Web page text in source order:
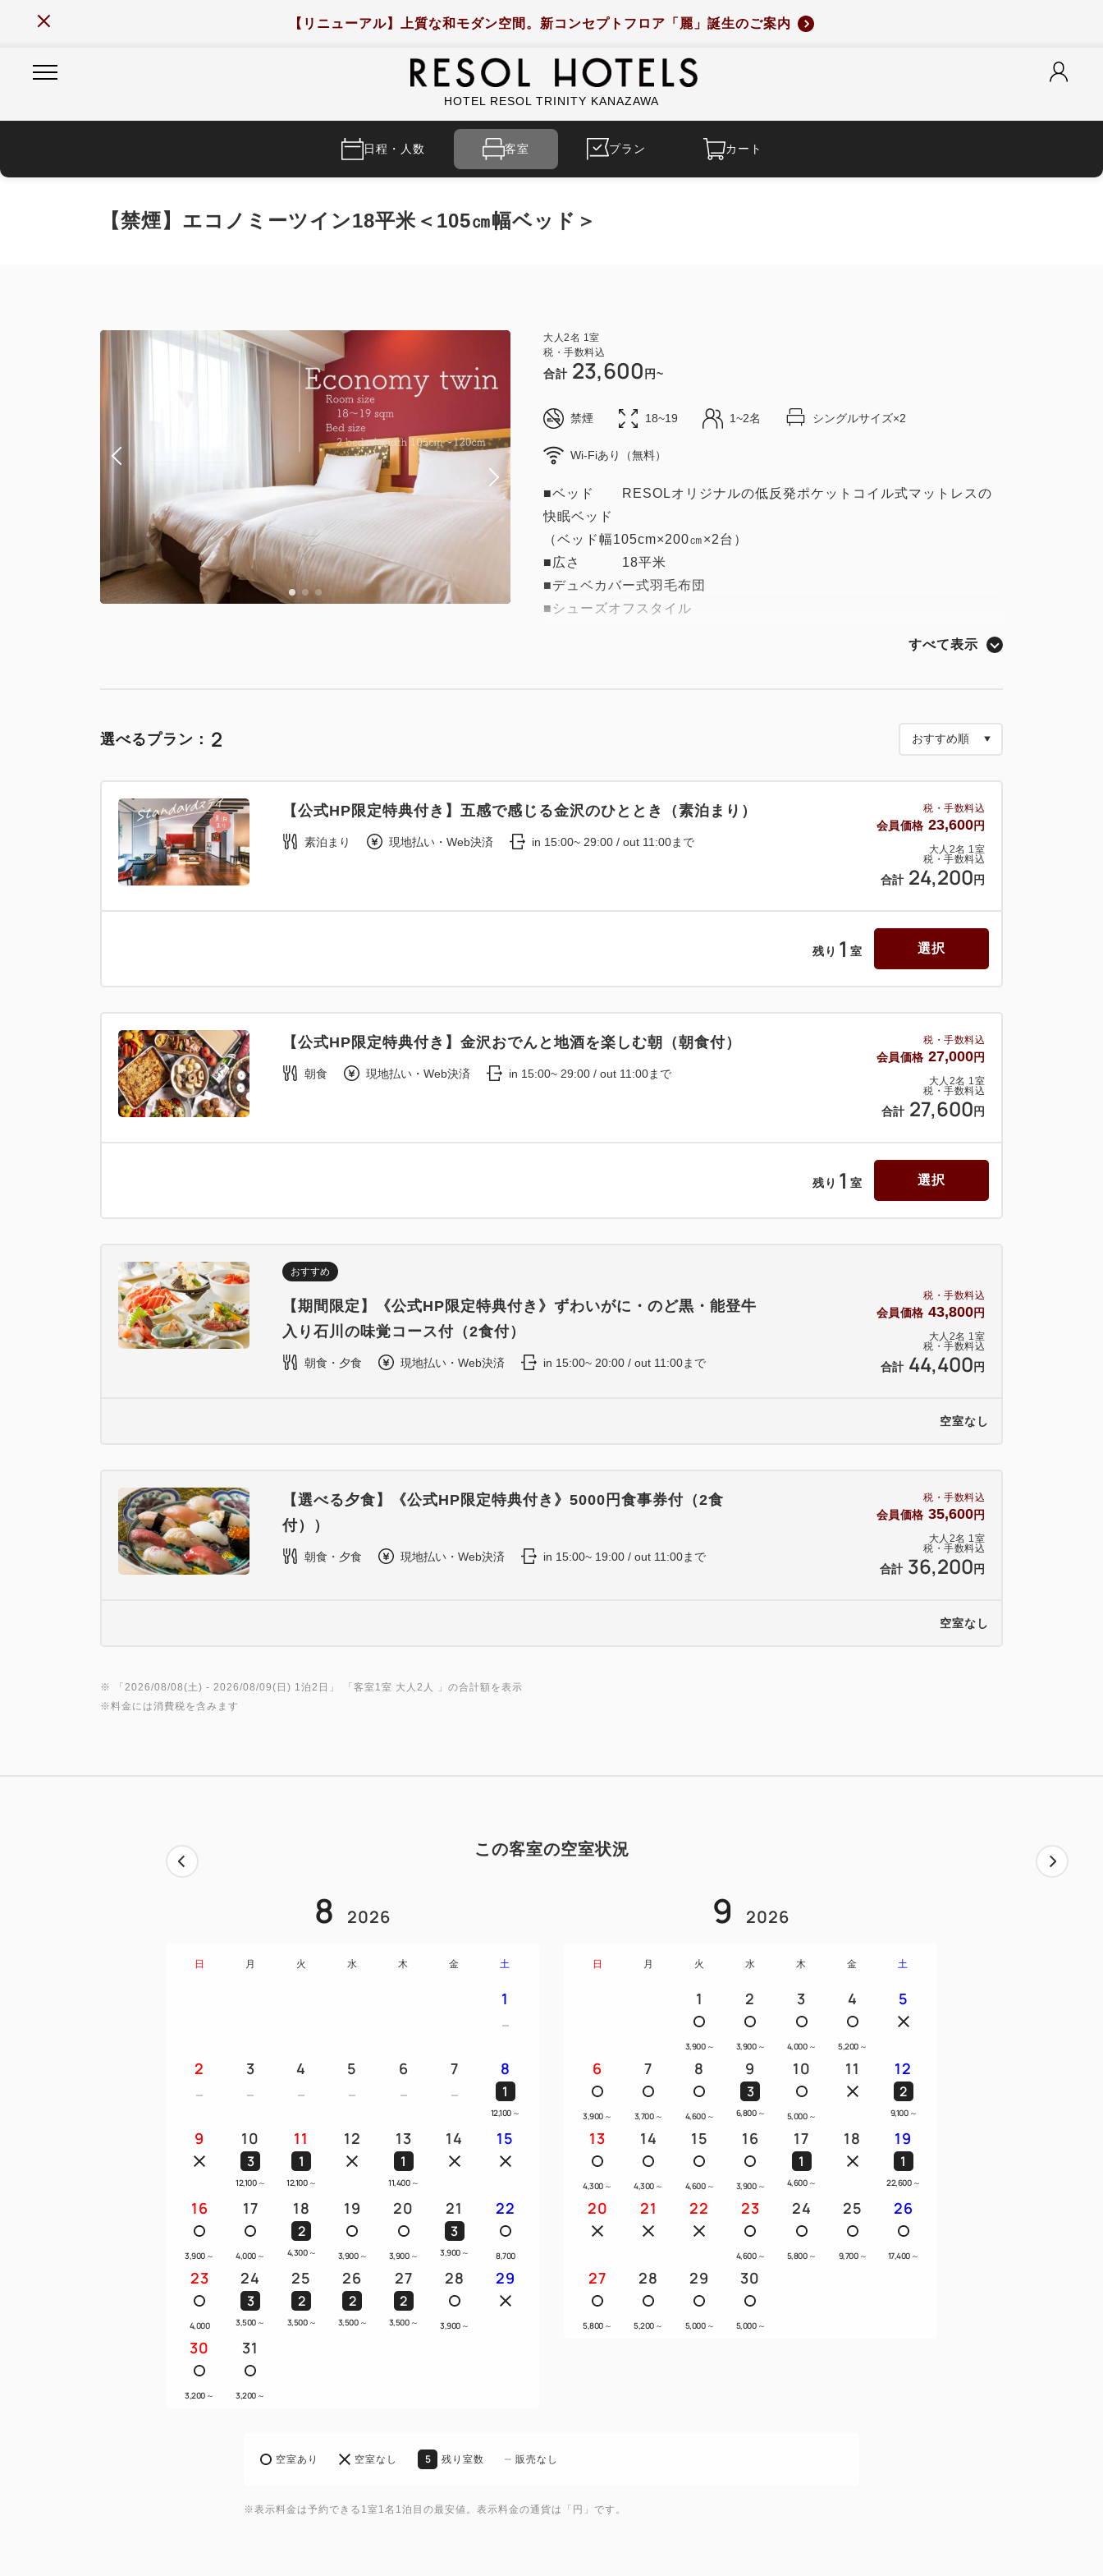
【リニューアル】上質な和モダン空間。新コンセプトフロア「麗」誕生のご案内
HOTEL RESOL TRINITY KANAZAWA
日程・人数 客室 プラン カート
【禁煙】エコノミーツイン18平米＜105㎝幅ベッド＞
大人 2名 1 室
税・手数料込
合計 23,600円~
禁煙 18~19 1~2名 シングルサイズ×2
Wi-Fiあり（無料）
■ベッド RESOLオリジナルの低反発ポケットコイル式マットレスの
快眠ベッド
（ベッド幅105cm×200㎝×2台）
■広さ 18平米
■デュベカバー式羽毛布団
■シューズオフスタイル
【アメニティ】
●タオル●歯ブラシ●洗顔フォーム●部屋着●スリッパ
※ヘアブラシ、髭剃り、入浴料、綿棒は1Fロビーにご用意致しておりま
す
すべて表示
選べるプラン： 2
税・手数料込
会員価格 23,600円
大人 2名 1 室
税・手数料込
合計 24,200円
【公式HP限定特典付き】五感で感じる金沢のひととき（素泊まり）
素泊まり 現地払い・Web決済 in 15:00~ 29:00 / out 11:00まで
残り 1 室 選択
税・手数料込
会員価格 27,000円
大人 2名 1 室
税・手数料込
合計 27,600円
【公式HP限定特典付き】金沢おでんと地酒を楽しむ朝（朝食付）
朝食 現地払い・Web決済 in 15:00~ 29:00 / out 11:00まで
残り 1 室 選択
税・手数料込
会員価格 43,800円
大人 2名 1 室
税・手数料込
合計 44,400円
おすすめ
【期間限定】《公式HP限定特典付き》ずわいがに・のど黒・能登牛
入り石川の味覚コース付（2食付）
朝食・夕食 現地払い・Web決済 in 15:00~ 20:00 / out 11:00まで
空室なし
税・手数料込
会員価格 35,600円
大人 2名 1 室
税・手数料込
合計 36,200円
【選べる夕食】《公式HP限定特典付き》5000円食事券付（2食
付））
朝食・夕食 現地払い・Web決済 in 15:00~ 19:00 / out 11:00まで
空室なし
※ 「 2026/08/08(土) - 2026/08/09(日) 1泊2日 」 「客室1室 大人2人
」の合計額を表示
※料金には消費税を含みます
この客室の空室状況
8 2026
日 月 火 水 木 金 土
1
2 3 4 5 6 7 8
1
12,100 ～
9 10
3
12,100 ～
11
1
12,100 ～
12 13
1
11,400 ～
14 15
16
3,900 ～
17
4,000 ～
18
2
4,300 ～
19
3,900 ～
20
3,900 ～
21
3
3,900 ～
22
8,700
23
4,000
24
3
3,500 ～
25
2
3,500 ～
26
2
3,500 ～
27
2
3,500 ～
28
3,900 ～
29
30
3,200 ～
31
3,200 ～
9 2026
日 月 火 水 木 金 土
1
3,900 ～
2
3,900 ～
3
4,000 ～
4
5,200 ～
5
6
3,900 ～
7
3,700 ～
8
4,600 ～
9
3
6,800 ～
10
5,000 ～
11 12
2
9,100 ～
13
4,300 ～
14
4,300 ～
15
4,600 ～
16
3,900 ～
17
1
4,600 ～
18 19
1
22,600 ～
20 21 22 23
4,600 ～
24
5,800 ～
25
9,700 ～
26
17,400 ～
27
5,800 ～
28
5,200 ～
29
5,000 ～
30
5,000 ～
空室あり 空室なし 5 残り室数 販売なし
※表示料金は予約できる1室1名1泊目の最安値。表示料金の通貨は「円」です。